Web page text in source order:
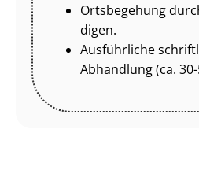
Ortsbegehung
di­gen.
Ausführliche
Abhandlung (ca.